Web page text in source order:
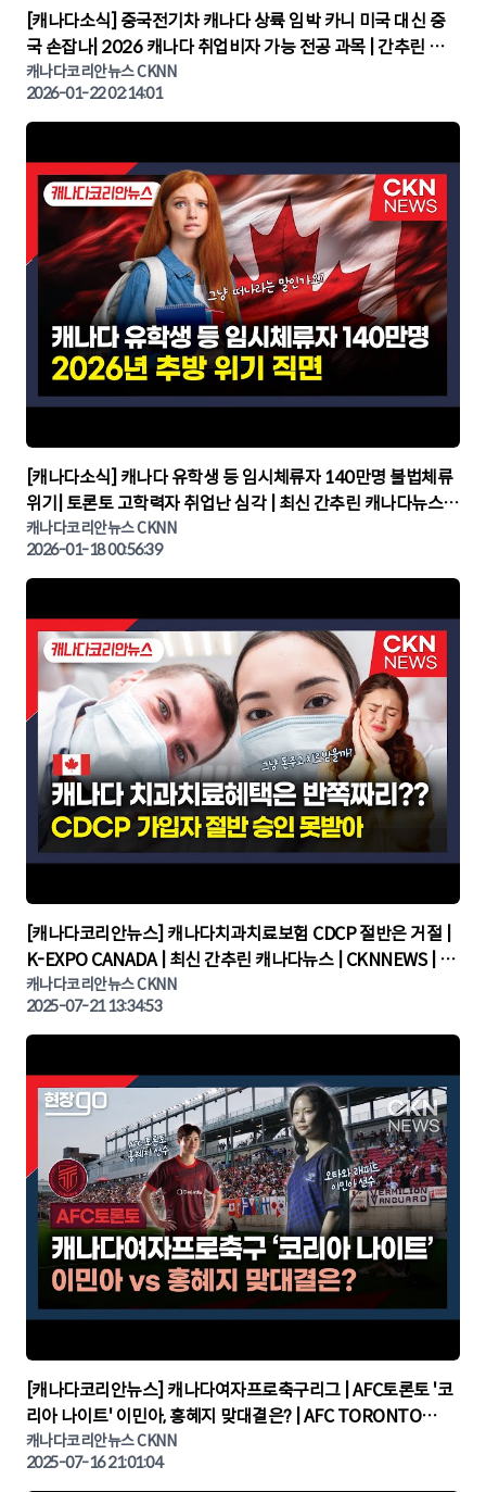
▶
[캐나다소식] 중국전기차 캐나다 상륙 임박 카니 미국 대신 중
국 손잡나| 2026 캐나다 취업비자 가능 전공 과목 | 간추린 캐
나다뉴스 | CKNNEWS, 캐나다코리안뉴스
캐나다코리안뉴스 CKNN
2026-01-22 02:14:01
▶
[캐나다소식] 캐나다 유학생 등 임시체류자 140만명 불법체류
위기| 토론토 고학력자 취업난 심각 | 최신 간추린 캐나다뉴스 |
CKNNEWS, 캐나다코리안뉴스
캐나다코리안뉴스 CKNN
2026-01-18 00:56:39
▶
[캐나다코리안뉴스] 캐나다치과치료보험 CDCP 절반은 거절 |
K-EXPO CANADA | 최신 간추린 캐나다뉴스 | CKNNEWS | 캐
나다뉴스 | 토론토뉴스
캐나다코리안뉴스 CKNN
2025-07-21 13:34:53
▶
[캐나다코리안뉴스] 캐나다여자프로축구리그 | AFC토론토 '코
리아 나이트' 이민아, 홍혜지 맞대결은? | AFC TORONTO
KOREA NIGHT | 캐나다뉴스 | 토론토뉴스
캐나다코리안뉴스 CKNN
2025-07-16 21:01:04